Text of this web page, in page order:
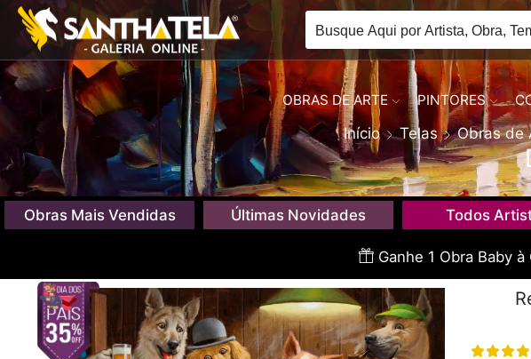
OBRAS DE ARTE PINTORES
Início Telas Obras de
Obras Mais Vendidas Últimas Novidades Todos
Ganhe 1 Obra Baby